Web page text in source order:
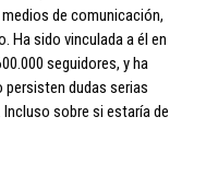
de comunicación,
Ha sido vinculada a él en
seguidores, y ha
dudas serias
sobre si estaría de